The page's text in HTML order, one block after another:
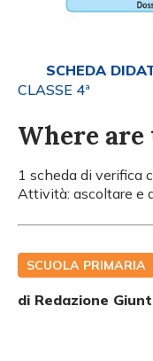
SCHEDA
CLASSE 4ª
Where are
1 scheda di verifica
Attività: ascoltare e
SCUOLA PRIMARIA
di Redazione